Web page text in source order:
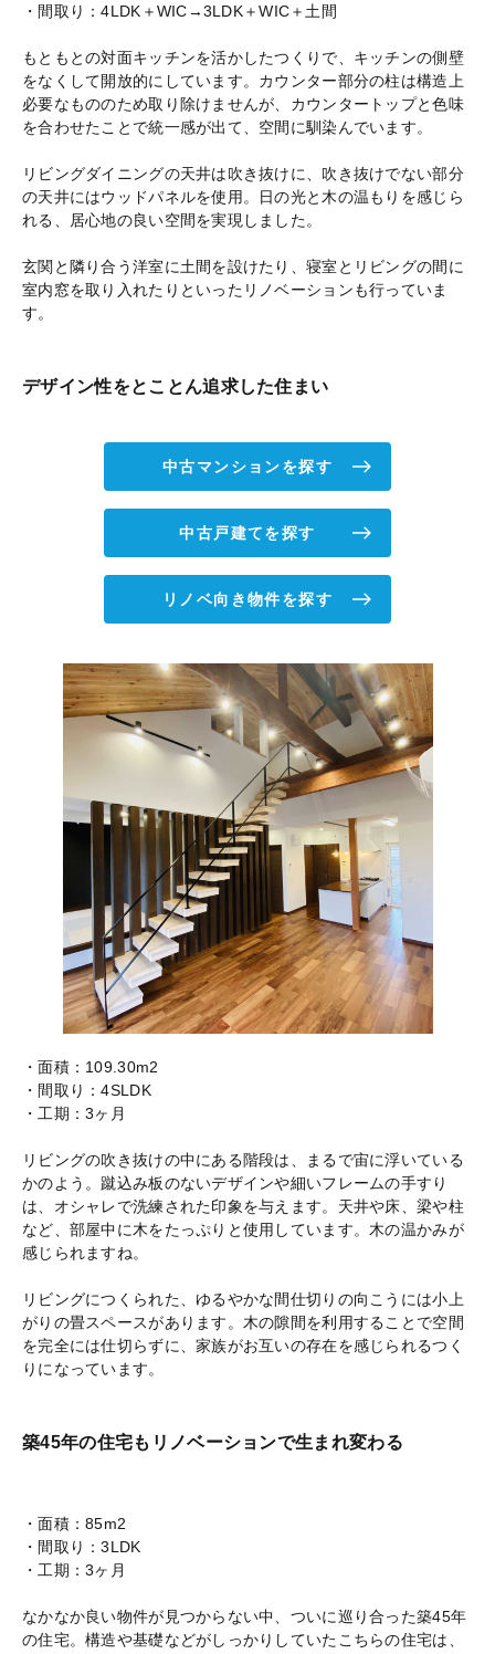
・間取り：4LDK＋WIC→3LDK＋WIC＋土間
もともとの対面キッチンを活かしたつくりで、キッチンの側壁
をなくして開放的にしています。カウンター部分の柱は構造上
必要なもののため取り除けませんが、カウンタートップと色味
を合わせたことで統一感が出て、空間に馴染んでいます。
リビングダイニングの天井は吹き抜けに、吹き抜けでない部分
の天井にはウッドパネルを使用。日の光と木の温もりを感じら
れる、居心地の良い空間を実現しました。
玄関と隣り合う洋室に土間を設けたり、寝室とリビングの間に
室内窓を取り入れたりといったリノベーションも行っていま
す。
デザイン性をとことん追求した住まい
中古マンションを探す
中古戸建てを探す
リノベ向き物件を探す
・面積：109.30m2
・間取り：4SLDK
・工期：3ヶ月
リビングの吹き抜けの中にある階段は、まるで宙に浮いている
かのよう。蹴込み板のないデザインや細いフレームの手すり
は、オシャレで洗練された印象を与えます。天井や床、梁や柱
など、部屋中に木をたっぷりと使用しています。木の温かみが
感じられますね。
リビングにつくられた、ゆるやかな間仕切りの向こうには小上
がりの畳スペースがあります。木の隙間を利用することで空間
を完全には仕切らずに、家族がお互いの存在を感じられるつく
りになっています。
築45年の住宅もリノベーションで生まれ変わる
・面積：85m2
・間取り：3LDK
・工期：3ヶ月
なかなか良い物件が見つからない中、ついに巡り合った築45年
の住宅。構造や基礎などがしっかりしていたこちらの住宅は、